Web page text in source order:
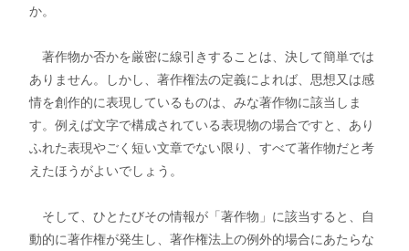
か。
著作物か否かを厳密に線引きすることは、決して簡単では
ありません。しかし、著作権法の定義によれば、思想又は感
情を創作的に表現しているものは、みな著作物に該当しま
す。例えば文字で構成されている表現物の場合ですと、あり
ふれた表現やごく短い文章でない限り、すべて著作物だと考
えたほうがよいでしょう。
そして、ひとたびその情報が「著作物」に該当すると、自
動的に著作権が発生し、著作権法上の例外的場合にあたらな